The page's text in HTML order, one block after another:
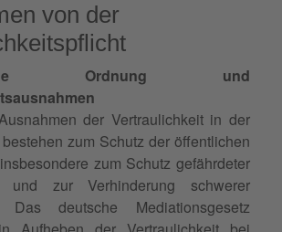
von der
Ordnung und
der Vertraulichkeit in der
zum Schutz der öffentlichen
zum Schutz gefährdeter
und zur Verhinderung schwerer
Das deutsche Mediationsgesetz